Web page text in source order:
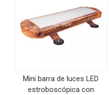
Mini barra de luces LED
estroboscópica con